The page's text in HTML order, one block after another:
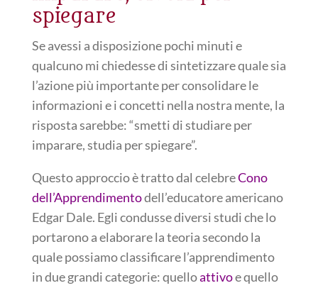
spiegare
Se avessi a disposizione pochi minuti e
qualcuno mi chiedesse di sintetizzare quale sia
l’azione più importante per consolidare le
informazioni e i concetti nella nostra mente, la
risposta sarebbe: “smetti di studiare per
imparare, studia per spiegare”.
Questo approccio è tratto dal celebreCono
dell’Apprendimentodell’educatore americano
Edgar Dale. Egli condusse diversi studi che lo
portarono a elaborare la teoria secondo la
quale possiamo classificare l’apprendimento
in due grandi categorie: quelloattivoe quello